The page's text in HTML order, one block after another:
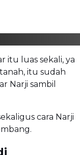
itu luas sekali, ya
itu sudah
Narji sambil
cara Narji